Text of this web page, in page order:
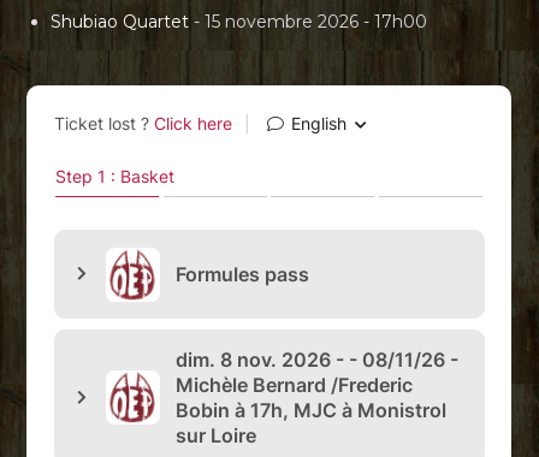
Shubiao Quartet - 15 novembre 2026 - 17h00